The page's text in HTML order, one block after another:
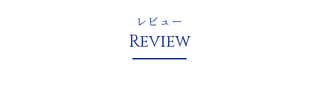
レビュー
Review